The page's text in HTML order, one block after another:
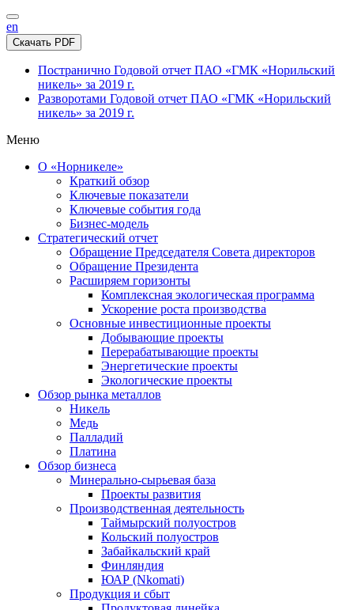
en
Скачать PDF
Постранично Годовой отчет ПАО «ГМК «Норильский
никель» за 2019 г.
Разворотами Годовой отчет ПАО «ГМК «Норильский
никель» за 2019 г.
Меню
О «Норникеле»
Краткий обзор
Ключевые показатели
Ключевые события года
Бизнес-модель
Стратегический отчет
Обращение Председателя Совета директоров
Обращение Президента
Расширяем горизонты
Комплексная экологическая программа
Ускорение роста производства
Основные инвестиционные проекты
Добывающие проекты
Перерабатывающие проекты
Энергетические проекты
Экологические проекты
Обзор рынка металлов
Никель
Медь
Палладий
Платина
Обзор бизнеса
Минерально-сырьевая база
Проекты развития
Производственная деятельность
Таймырский полуостров
Кольский полуостров
Забайкальский край
Финляндия
ЮАР (Nkomati)
Продукция и сбыт